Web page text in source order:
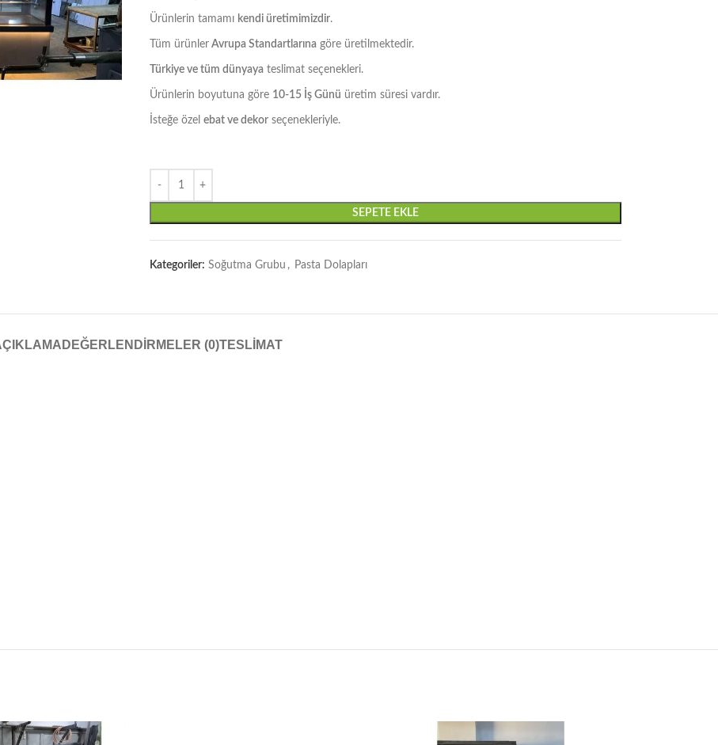
Ürünlerin tamamı kendi üretimimizdir.
Tüm ürünlerAvrupa Standartlarınagöre üretilmektedir.
Türkiye ve tüm dünyayateslimat seçenekleri.
Ürünlerin boyutuna göre 10-15 İş Günü üretim süresi vardır.
İsteğe özel ebat ve dekorseçenekleriyle.
SEPETE EKLE
Kategoriler: Soğutma Grubu , Pasta Dolapları
DEĞERLENDIRMELER (0)TESLIMAT